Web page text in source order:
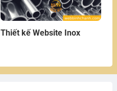
Thiết kế Website Inox